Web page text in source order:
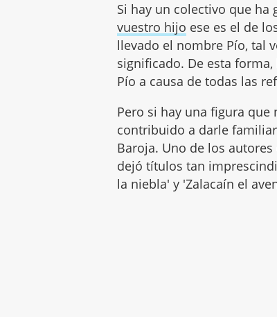
Si hay un colectivo que ha
vuestro hijo ese es el de
llevado el nombre Pío, tal
significado. De esta
Pío a causa de todas las
Pero si hay una figura
contribuido a darle
Baroja. Uno de los
dejó títulos tan
la niebla' y 'Zalacaín el